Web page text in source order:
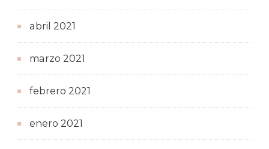
abril 2021
marzo 2021
febrero 2021
enero 2021